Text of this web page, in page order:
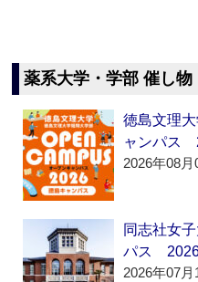
薬系大学・学部 催し物
徳島文理
ャンパス
2026年08
同志社女
パス
2026年07